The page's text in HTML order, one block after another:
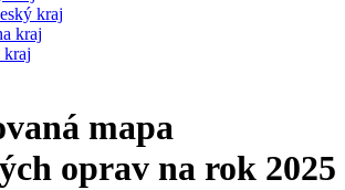
kraj
kraj
kraj
mapa
oprav na rok 2025